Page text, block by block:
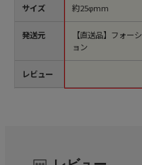
サイズ
発送元
レビュー
約25φmm
【直送品】フォーシ
ョン